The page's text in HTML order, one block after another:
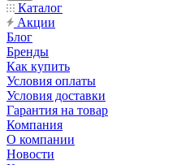
Каталог
Акции
Блог
Бренды
Как купить
Условия оплаты
Условия доставки
Гарантия на товар
Компания
О компании
Новости